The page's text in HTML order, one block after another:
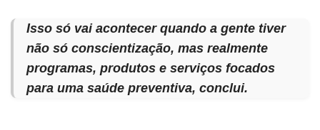
Isso só vai acontecer quando a gente tiver
não só conscientização, mas realmente
programas, produtos e serviços focados
para uma saúde preventiva, conclui.